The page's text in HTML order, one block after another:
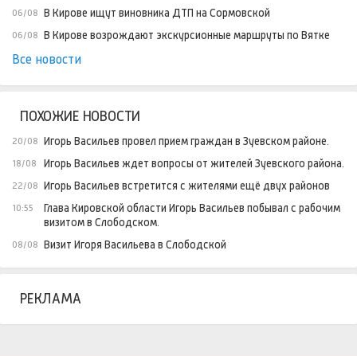
06/08 В Кирове ищут виновника ДТП на Сормовской
06/08 В Кирове возрождают экскурсионные маршруты по Вятке
Все новости
ПОХОЖИЕ НОВОСТИ
20/08 Игорь Васильев провел прием граждан в Зуевском районе.
18/08 Игорь Васильев ждет вопросы от жителей Зуевского района.
22/08 Игорь Васильев встретится с жителями ещё двух районов
10:55
Глава Кировской области Игорь Васильев побывал с рабочим
визитом в Слободском.
08/08 Визит Игоря Васильева в Слободской
РЕКЛАМА